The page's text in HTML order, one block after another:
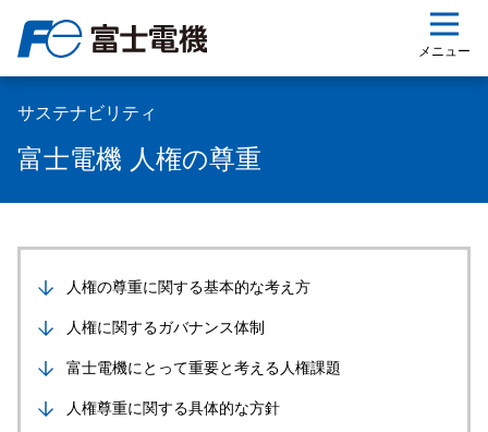
メニュー
サステナビリティ
富士電機 人権の尊重
人権の尊重に関する基本的な考え方
人権に関するガバナンス体制
富士電機にとって重要と考える人権課題
人権尊重に関する具体的な方針